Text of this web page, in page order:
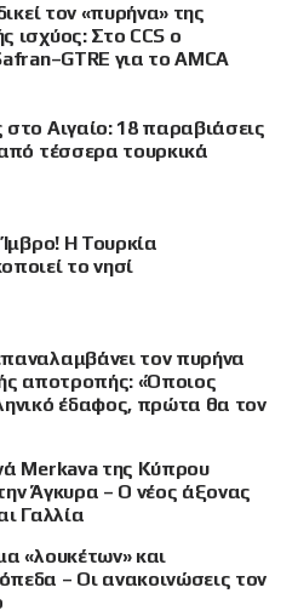
τον «πυρήνα» της
ισχύος: Στο CCS ο
για το AMCA
στο Αιγαίο: 18 παραβιάσεις
τέσσερα τουρκικά
Ίμβρο! Η Τουρκία
το νησί
τον πυρήνα
αποτροπής: «Όποιος
έδαφος, πρώτα θα τον
Merkava της Κύπρου
Άγκυρα – Ο νέος άξονας
Γαλλία
«λουκέτων» και
– Οι ανακοινώσεις τον